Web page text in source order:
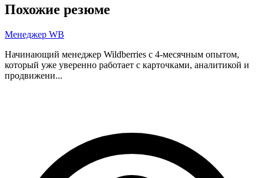
Похожие резюме
Менеджер WB
Начинающий менеджер Wildberries с 4-месячным опытом,
который уже уверенно работает с карточками, аналитикой и
продвижени...